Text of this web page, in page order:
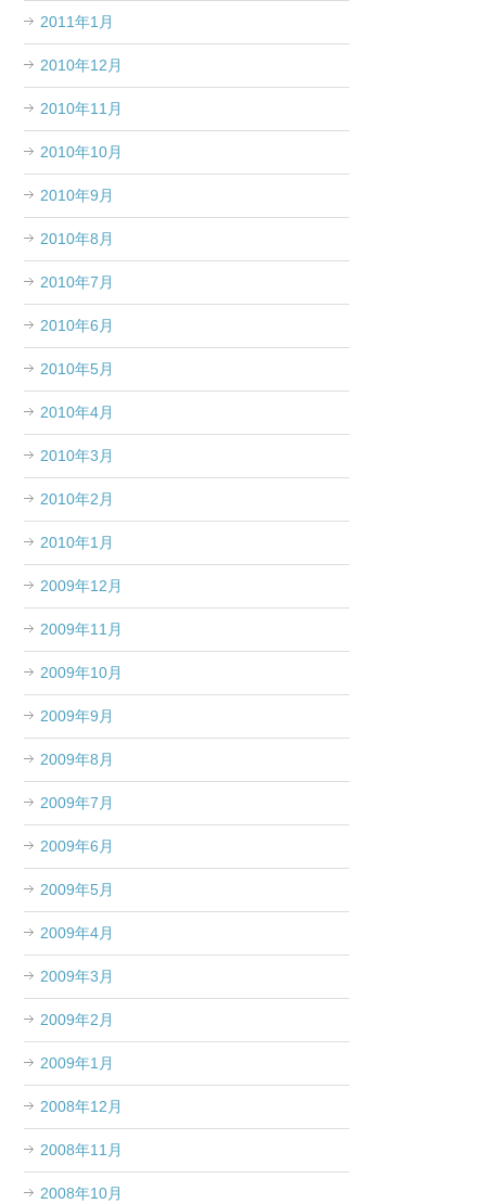
2011年1月
2010年12月
2010年11月
2010年10月
2010年9月
2010年8月
2010年7月
2010年6月
2010年5月
2010年4月
2010年3月
2010年2月
2010年1月
2009年12月
2009年11月
2009年10月
2009年9月
2009年8月
2009年7月
2009年6月
2009年5月
2009年4月
2009年3月
2009年2月
2009年1月
2008年12月
2008年11月
2008年10月